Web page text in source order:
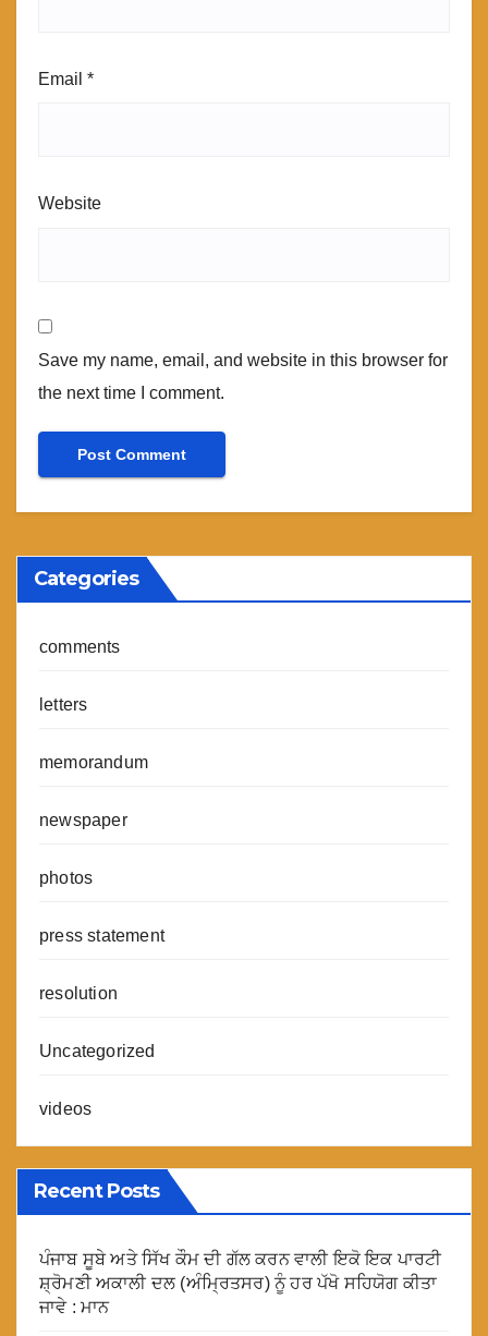
Email *
Website
Save my name, email, and website in this browser for
the next time I comment.
Categories
comments
letters
memorandum
newspaper
photos
press statement
resolution
Uncategorized
videos
Recent Posts
ਪੰਜਾਬ ਸੂਬੇ ਅਤੇ ਸਿੱਖ ਕੌਮ ਦੀ ਗੱਲ ਕਰਨ ਵਾਲੀ ਇਕੋ ਇਕ ਪਾਰਟੀ
ਸ਼੍ਰੋਮਣੀ ਅਕਾਲੀ ਦਲ (ਅੰਮ੍ਰਿਤਸਰ) ਨੂੰ ਹਰ ਪੱਖੋ ਸਹਿਯੋਗ ਕੀਤਾ
ਜਾਵੇ : ਮਾਨ